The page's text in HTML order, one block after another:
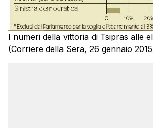
I numeri della vittoria di Tsipras alle
(Corriere della Sera, 26 gennaio